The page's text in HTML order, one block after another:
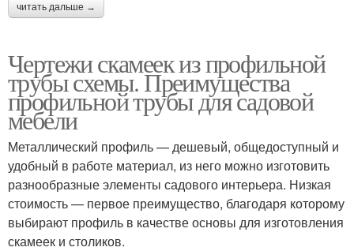
читать дальше →
Чертежи скамеек из профильной
трубы схемы. Преимущества
профильной трубы для садовой
мебели
Металлический профиль — дешевый, общедоступный и
удобный в работе материал, из него можно изготовить
разнообразные элементы садового интерьера. Низкая
стоимость — первое преимущество, благодаря которому
выбирают профиль в качестве основы для изготовления
скамеек и столиков.